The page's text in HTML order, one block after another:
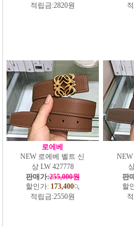
적립금:2820원
로에베
NEW 로에베 벨트 신
상 LW 427778
판매가:255,000원
할인가: 173,400
적립금:2550원
판
할